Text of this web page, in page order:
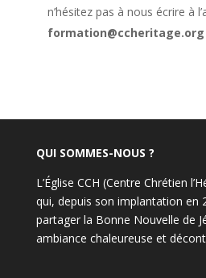
n’hésitez pas à nous écrire à
formation@ccheritage.org
QUI SOMMES-NOUS ?
L’Église CCH (Centre Chrétien
qui, depuis son implantation en
partager la Bonne Nouvelle de
ambiance chaleureuse et